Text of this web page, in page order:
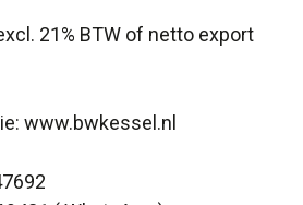
21% BTW of netto export
www.bwkessel.nl